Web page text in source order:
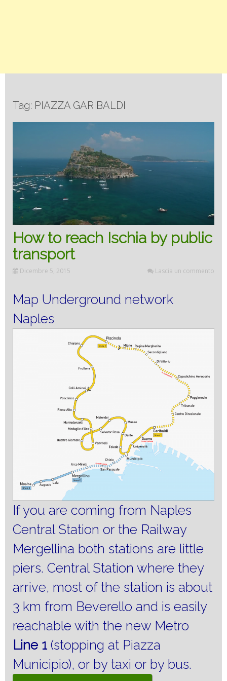
Tag: PIAZZA GARIBALDI
How to reach Ischia by public
transport
Dicembre 5, 2015 Lascia un commento
Map Underground network
Naples
If you are coming from Naples
Central Station or the Railway
Mergellina both stations are little
piers. Central Station where they
arrive, most of the station is about
3 km from Beverello and is easily
reachable with the new Metro
Line 1 (stopping at Piazza
Municipio), or by taxi or by bus.